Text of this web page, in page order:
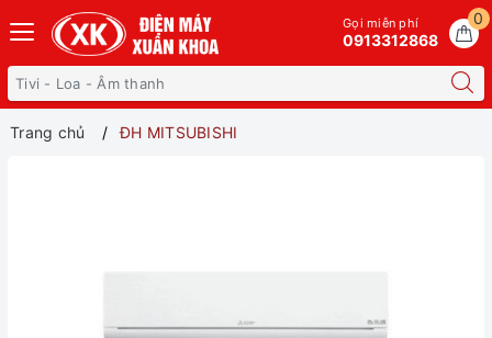
0
Gọi miễn phí
0913312868
Trang chủ ĐH MITSUBISHI